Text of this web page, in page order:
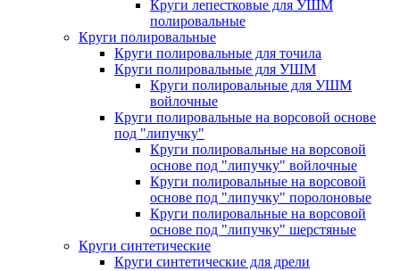
Круги лепестковые для УШМ
полировальные
Круги полировальные
Круги полировальные для точила
Круги полировальные для УШМ
Круги полировальные для УШМ
войлочные
Круги полировальные на ворсовой основе
под "липучку"
Круги полировальные на ворсовой
основе под "липучку" войлочные
Круги полировальные на ворсовой
основе под "липучку" поролоновые
Круги полировальные на ворсовой
основе под "липучку" шерстяные
Круги синтетические
Круги синтетические для дрели